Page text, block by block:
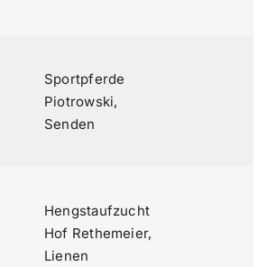
Sportpferde
Piotrowski,
Senden
Hengstaufzucht
Hof Rethemeier,
Lienen